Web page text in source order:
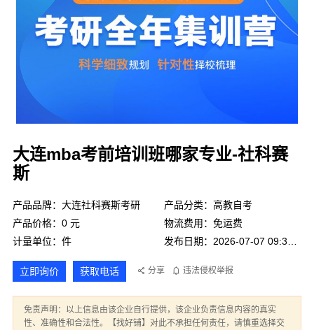
大连mba考前培训班哪家专业-社科赛
斯
产品品牌：大连社科赛斯考研
产品分类：高教自考
产品价格：0 元
物流费用：免运费
计量单位：件
立即询价 获取电话 分享 违法侵权举报
免责声明：以上信息由该企业自行提供，该企业负责信息内容的真实
性、准确性和合法性。【找好铺】对此不承担任何责任，请慎重选择交